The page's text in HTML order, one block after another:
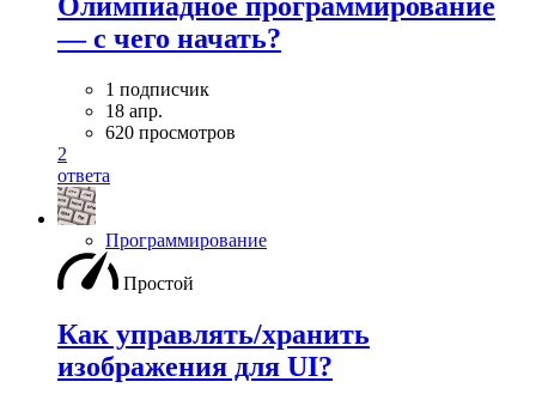
Олимпиадное программирование
— с чего начать?
1 подписчик
18 апр.
620 просмотров
2
ответа
Программирование
Простой
Как управлять/хранить
изображения для UI?